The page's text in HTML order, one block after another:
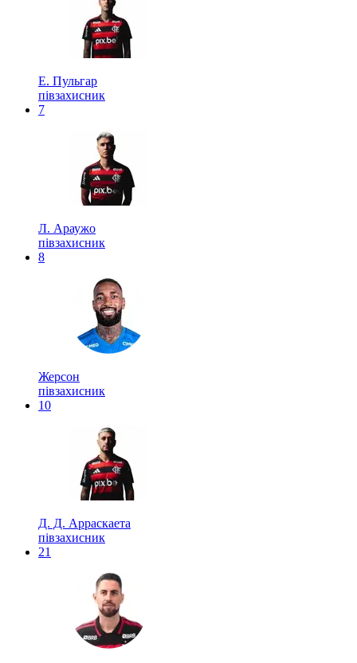
Е. Пульгар
півзахисник
7
Л. Араужо
півзахисник
8
Жерсон
півзахисник
10
Д. Д. Арраскаета
півзахисник
21